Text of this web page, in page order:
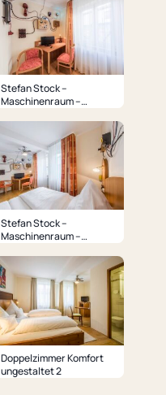
Stefan Stock –
Maschinenraum –
Stefan Stock –
Maschinenraum –
Doppelzimmer Komfort
ungestaltet 2